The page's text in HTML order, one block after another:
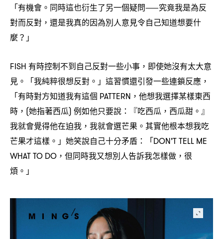
「有機會。同時這也衍生了另一個疑問⸺究竟我是為反
對而反對 ， 還是我真的因為別人意見令自己知道想要什
麼？ 」
FISH 有時控制不到自己反對一些小事 ， 即使她沒有太大意
見。「我純粹很想反對。」這習慣還引發一些連鎖反應 ，
「有時對方知道我有這個 PATTERN， 他想我選擇某樣東西
時 ，(她指著西瓜) 例如他只要說 ： 『吃西瓜 ， 西瓜甜。』
我就會覺得他在迫我 ， 我就會選芒果。其實他根本想我吃
芒果才這樣。」她笑說自己十分矛盾 ： 「DON’T TELL ME
WHAT TO DO， 但同時我又想別人告訴我怎樣做 ， 很
煩。」